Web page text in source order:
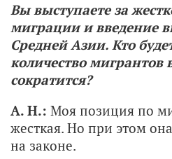
Вы выступаете за
миграции и введение
Средней Азии. Кто
количество мигрантов
сократится?
А. Н.: Моя позиция по
жесткая. Но при этом
на законе.